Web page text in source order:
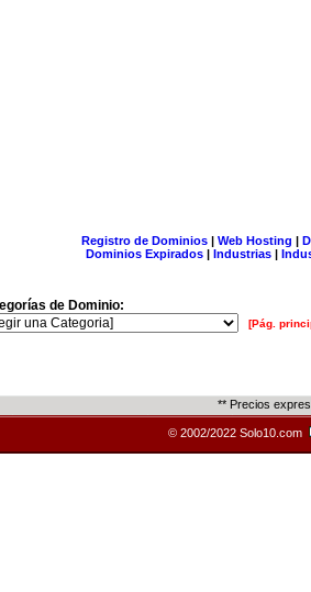
Registro de Dominios| Web Hosting |
Dominios Expirados | Industrias |
de Dominio:
[Pág.
** Precios
© 2002/2022 Solo10.com